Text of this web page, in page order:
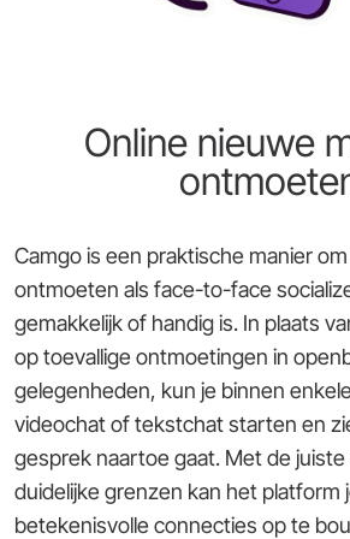
Online nieuwe
Camgo is een praktische manier
ontmoeten als face-to-face
gemakkelijk of handig is. In plaats
op toevallige ontmoetingen in
gelegenheden, kun je binnen
videochat of tekstchat starten en
gesprek naartoe gaat. Met de juiste
duidelijke grenzen kan het platform
betekenisvolle connecties op te